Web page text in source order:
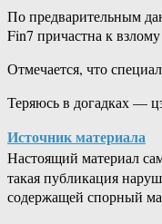
По предварительным
Fin7 причастна к
Отмечается, что
Теряюсь в догадках —
Источник материала
Настоящий материал
такая публикация
содержащей спорный